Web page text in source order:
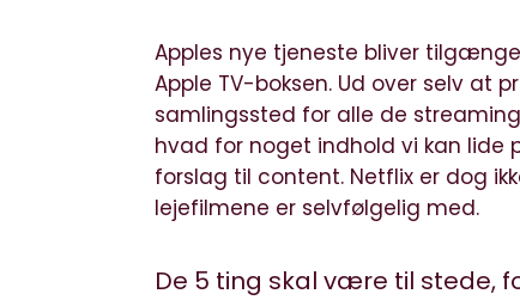
Apples nye tjeneste bliver
Apple TV-boksen. Ud over selv at
samlingssted for alle de
hvad for noget indhold vi kan lide
forslag til content. Netflix er dog
lejefilmene er selvfølgelig med.
De 5 ting skal være til stede,